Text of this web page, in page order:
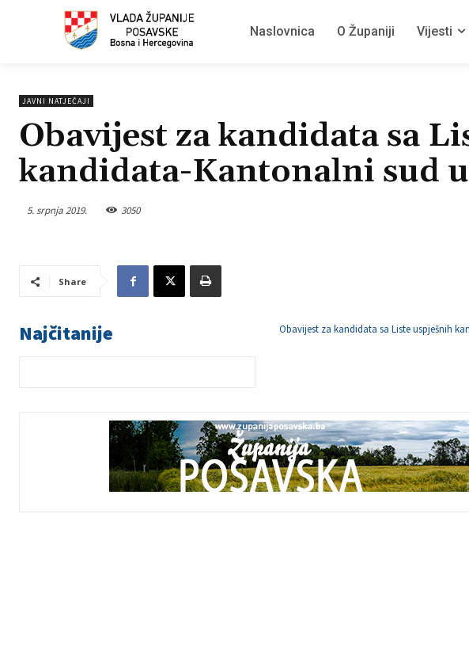
Naslovnica O Županiji Vijesti
JAVNI NATJEČAJI
Obavijest za kandidata sa
kandidata-Kantonalni sud
5. srpnja 2019. 3050
Share
Najčitanije Obavijest za kandidata sa Liste uspješnih